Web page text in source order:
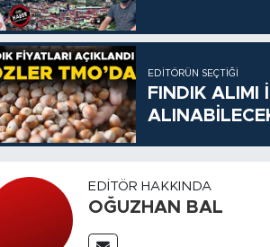
EDITÖRÜN SEÇTIĞI
FINDIK ALIMI
EDITÖR HAKKINDA
OĞUZHAN BAL